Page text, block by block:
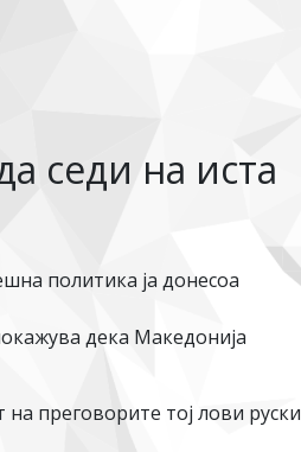
седи на иста
политика ја донесоа
дека Македонија
преговорите тој лови руски